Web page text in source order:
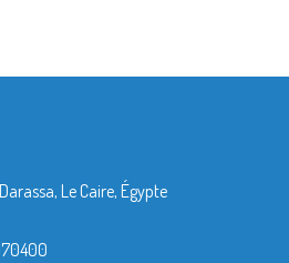
Le Caire, Égypte